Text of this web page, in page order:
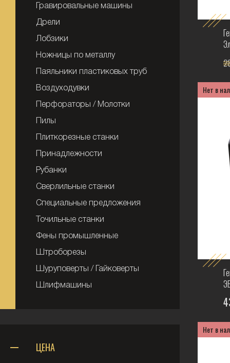
Гравировальные машины
Дрели
Лобзики
Ножницы по металлу
Паяльники пластиковых труб
Воздуходувки
Перфораторы / Молотки
Пилы
Плиткорезные станки
Принадлежности
Рубанки
Сверлильные станки
Специальные предложения
Точильные станки
Фены промышленные
Штроборезы
Шуруповерты / Гайковерты
Шлифмашины
ЦЕНА
Нет в
Нет в